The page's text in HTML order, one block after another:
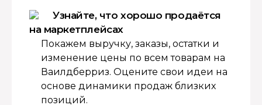
Узнайте, что хорошо продаётся
на маркетплейсах
Покажем выручку, заказы, остатки и
изменение цены по всем товарам на
Ваилдберриз. Оцените свои идеи на
основе динамики продаж близких
позиций.